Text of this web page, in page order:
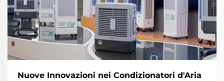
Nuove Innovazioni nei Condizionatori d'Aria